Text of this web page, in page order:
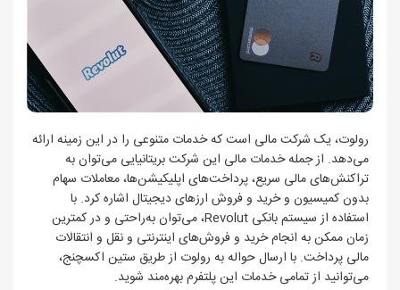
رولوت، یک شرکت مالی است که خدمات متنوعی را در این زمینه ارائه
می‌دهد. از جمله خدمات مالی این شرکت بریتانیایی می‌توان به
تراکنش‌های مالی سریع، پرداخت‌های اپلیکیشن‌ها، معاملات سهام
بدون کمیسیون و خرید و فروش ارزهای دیجیتال اشاره کرد. با
استفاده از سیستم بانکی Revolut، می‌توان به‌راحتی و در کمترین
زمان ممکن به انجام خرید و فروش‌های اینترنتی و نقل و انتقالات
مالی پرداخت. با ارسال حواله به رولوت از طریق ستین اکسچنج،
می‌توانید از تمامی خدمات این پلتفرم بهره‌مند شوید.